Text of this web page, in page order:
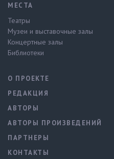
МЕСТА
Театры
Музеи и выставочные залы
Концертные залы
Библиотеки
О ПРОЕКТЕ
РЕДАКЦИЯ
АВТОРЫ
АВТОРЫ ПРОИЗВЕДЕНИЙ
ПАРТНЕРЫ
КОНТАКТЫ